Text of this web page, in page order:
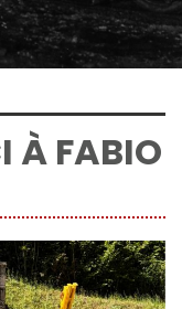
À FABIO